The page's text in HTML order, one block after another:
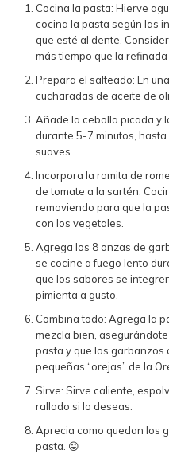
Cocina la pasta: Hierve
cocina la pasta según las
que esté al dente.
más tiempo que la
Prepara el salteado: En
cucharadas de aceite de
Añade la cebolla picada y
durante 5-7 minutos,
suaves.
Incorpora la ramita de
de tomate a la sartén.
removiendo para que la
con los vegetales.
Agrega los 8 onzas de
se cocine a fuego lento
que los sabores se
pimienta a gusto.
Combina todo: Agrega la
mezcla bien,
pasta y que los garbanzos
pequeñas “orejas” de la
Sirve: Sirve caliente,
rallado si lo deseas.
Aprecia como quedan los
pasta. 😛